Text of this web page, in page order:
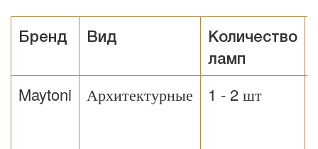
Бренд Вид
Количество
ламп
Maytoni Архитектурные 1 - 2 шт